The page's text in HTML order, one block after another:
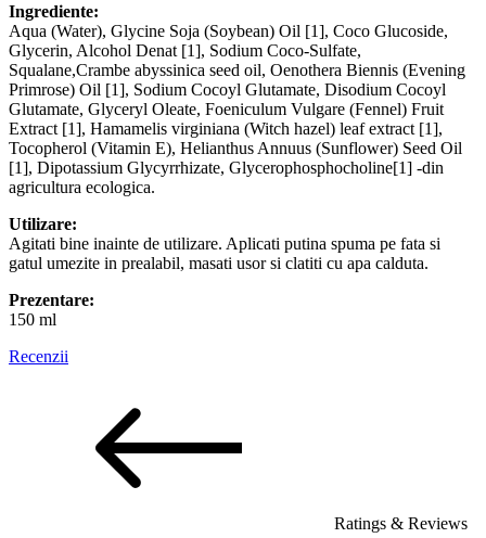
Ingrediente:
Aqua (Water), Glycine Soja (Soybean) Oil [1], Coco Glucoside,
Glycerin, Alcohol Denat [1], Sodium Coco-Sulfate,
Squalane,Crambe abyssinica seed oil, Oenothera Biennis (Evening
Primrose) Oil [1], Sodium Cocoyl Glutamate, Disodium Cocoyl
Glutamate, Glyceryl Oleate, Foeniculum Vulgare (Fennel) Fruit
Extract [1], Hamamelis virginiana (Witch hazel) leaf extract [1],
Tocopherol (Vitamin E), Helianthus Annuus (Sunflower) Seed Oil
[1], Dipotassium Glycyrrhizate, Glycerophosphocholine[1] -din
agricultura ecologica.
Utilizare:
Agitati bine inainte de utilizare. Aplicati putina spuma pe fata si
gatul umezite in prealabil, masati usor si clatiti cu apa calduta.
Prezentare:
150 ml
Recenzii
Ratings & Reviews